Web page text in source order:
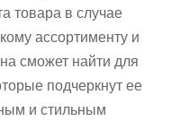
товара в случае
ассортименту и
сможет найти для
подчеркнут ее
и стильным